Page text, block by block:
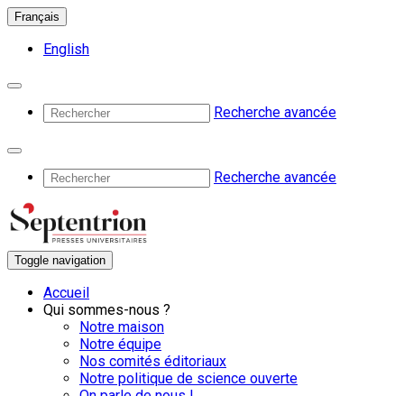
Français
English
Recherche avancée
Recherche avancée
Toggle navigation
Accueil
Qui sommes-nous ?
Notre maison
Notre équipe
Nos comités éditoriaux
Notre politique de science ouverte